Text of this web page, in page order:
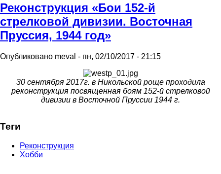
Реконструкция «Бои 152-й
стрелковой дивизии. Восточная
Пруссия, 1944 год»
Опубликовано meval - пн, 02/10/2017 - 21:15
30 сентября 2017г. в Никольской роще проходила
реконструкция посвященная боям 152-й стрелковой
дивизии в Восточной Пруссии 1944 г.
Теги
Реконструкция
Хобби